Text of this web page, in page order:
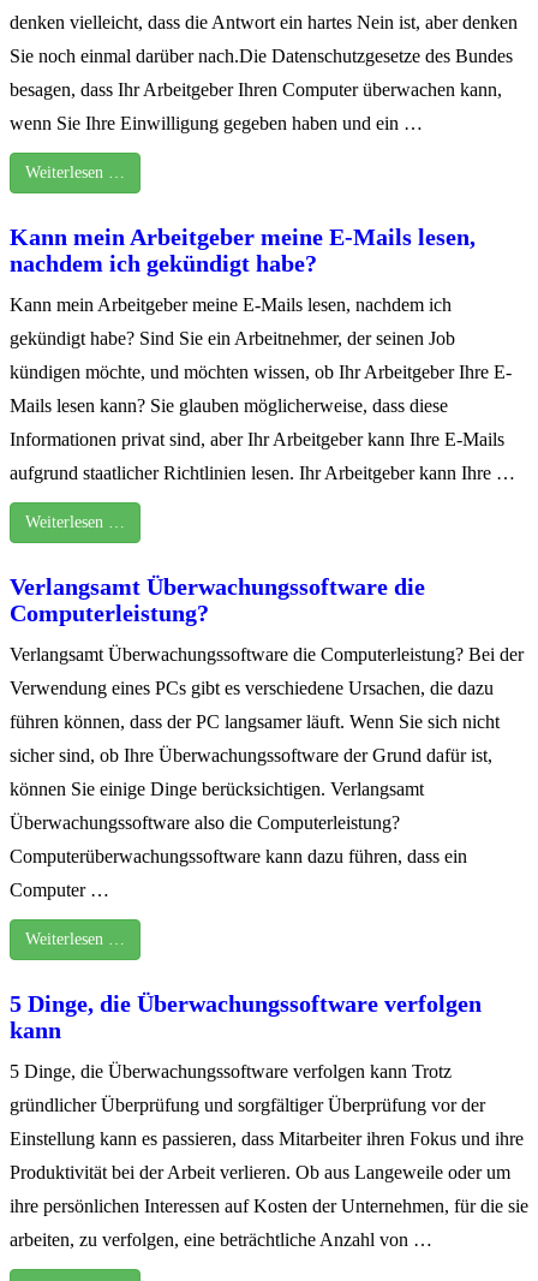
denken vielleicht, dass die Antwort ein hartes Nein ist, aber denken
Sie noch einmal darüber nach.Die Datenschutzgesetze des Bundes
besagen, dass Ihr Arbeitgeber Ihren Computer überwachen kann,
wenn Sie Ihre Einwilligung gegeben haben und ein …
Weiterlesen …
Kann mein Arbeitgeber meine E-Mails lesen,
nachdem ich gekündigt habe?
Kann mein Arbeitgeber meine E-Mails lesen, nachdem ich
gekündigt habe? Sind Sie ein Arbeitnehmer, der seinen Job
kündigen möchte, und möchten wissen, ob Ihr Arbeitgeber Ihre E-
Mails lesen kann? Sie glauben möglicherweise, dass diese
Informationen privat sind, aber Ihr Arbeitgeber kann Ihre E-Mails
aufgrund staatlicher Richtlinien lesen. Ihr Arbeitgeber kann Ihre …
Weiterlesen …
Verlangsamt Überwachungssoftware die
Computerleistung?
Verlangsamt Überwachungssoftware die Computerleistung? Bei der
Verwendung eines PCs gibt es verschiedene Ursachen, die dazu
führen können, dass der PC langsamer läuft. Wenn Sie sich nicht
sicher sind, ob Ihre Überwachungssoftware der Grund dafür ist,
können Sie einige Dinge berücksichtigen. Verlangsamt
Überwachungssoftware also die Computerleistung?
Computerüberwachungssoftware kann dazu führen, dass ein
Computer …
Weiterlesen …
5 Dinge, die Überwachungssoftware verfolgen
kann
5 Dinge, die Überwachungssoftware verfolgen kann Trotz
gründlicher Überprüfung und sorgfältiger Überprüfung vor der
Einstellung kann es passieren, dass Mitarbeiter ihren Fokus und ihre
Produktivität bei der Arbeit verlieren. Ob aus Langeweile oder um
ihre persönlichen Interessen auf Kosten der Unternehmen, für die sie
arbeiten, zu verfolgen, eine beträchtliche Anzahl von …